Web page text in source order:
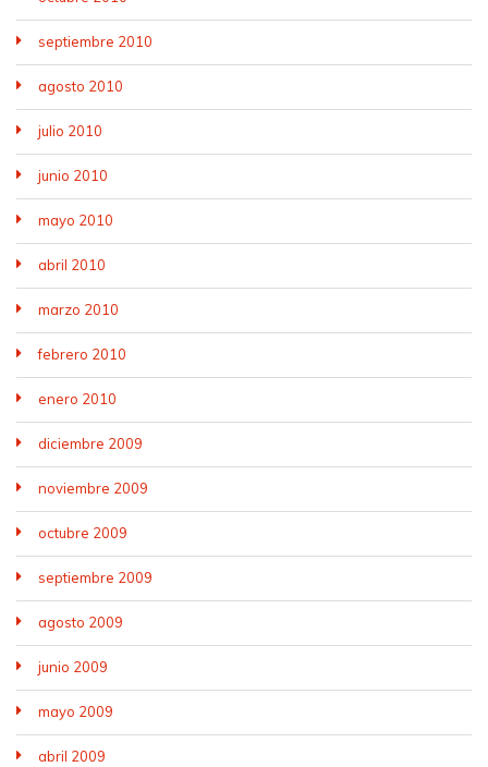
septiembre 2010
agosto 2010
julio 2010
junio 2010
mayo 2010
abril 2010
marzo 2010
febrero 2010
enero 2010
diciembre 2009
noviembre 2009
octubre 2009
septiembre 2009
agosto 2009
junio 2009
mayo 2009
abril 2009